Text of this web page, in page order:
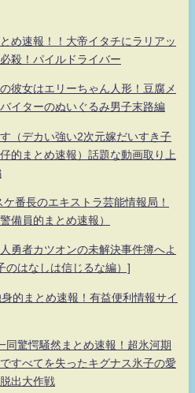
め速報！！大帝イタチにラリアッ
殺！パイルドライバー
彼女はエリーちゃん人形！豆腐メ
イターのぬいぐるみ男子末路編
（デカい強い2次元嫁だいすき子
的まとめ速報）話題な動画取り上
番長のエキストラ芸能情報局！
備員的まとめ速報）
勇者カツオンの未解決事件簿へよ
のはなしは信じるな編）]
まとめ速報！有益便利情報サイ
同驚愕騒然まとめ速報！超氷河期
すべてを失ったキグナス氷子の愛
出大作戦